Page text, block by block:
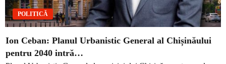
POLITICĂ
Ion Ceban: Planul Urbanistic General al Chișinăului
pentru 2040 intră…